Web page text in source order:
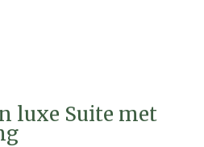
luxe Suite met